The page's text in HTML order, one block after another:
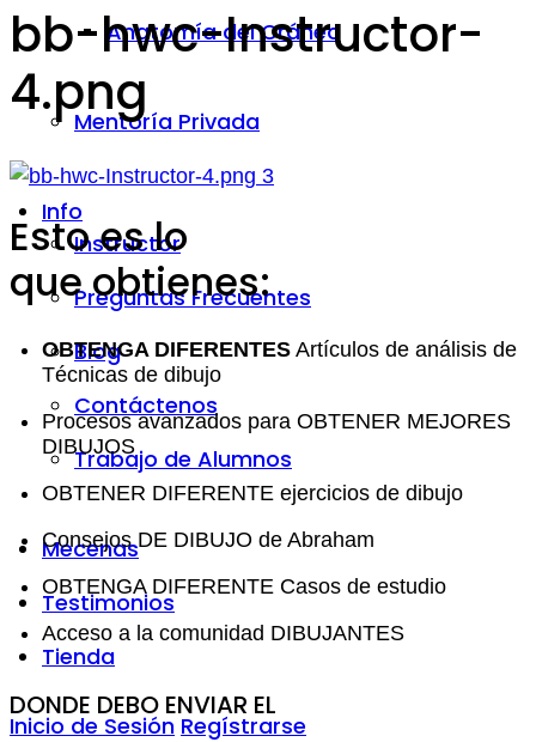
Anatomía del Cráneo
Mentoría Privada
Info
Instructor
Preguntas Frecuentes
Blog
Contáctenos
Trabajo de Alumnos
Mecenas
Testimonios
Tienda
Inicio de Sesión Regístrarse
bb-hwc-Instructor-
4.png
Esto es lo
que obtienes:
OBTENGA DIFERENTES Artículos de análisis de
Técnicas de dibujo
Procesos avanzados para OBTENER MEJORES
DIBUJOS
OBTENER DIFERENTE ejercicios de dibujo
Consejos DE DIBUJO de Abraham
OBTENGA DIFERENTE Casos de estudio
Acceso a la comunidad DIBUJANTES
DONDE DEBO ENVIAR EL